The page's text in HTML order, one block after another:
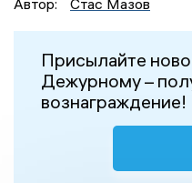
Автор:
Стас Мазов
Присылайте
Дежурному –
вознаграждение!